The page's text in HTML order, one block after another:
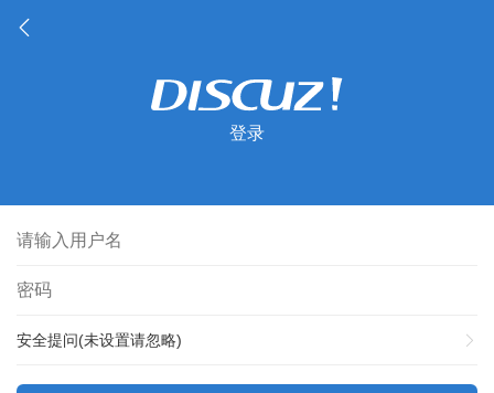
登录
安全提问(未设置请忽略)